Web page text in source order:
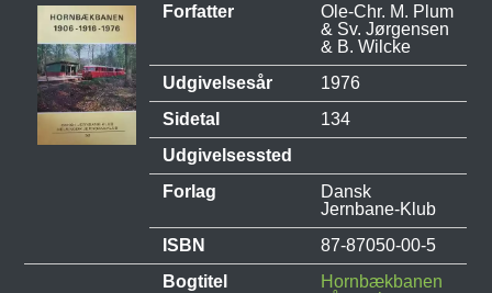
Forfatter
Ole-Chr. M. Plum
& Sv. Jørgensen
& B. Wilcke
Udgivelsesår
1976
Sidetal
134
Udgivelsessted
Forlag
Dansk
Jernbane-Klub
ISBN
87-87050-00-5
Bogtitel
Hornbækbanen